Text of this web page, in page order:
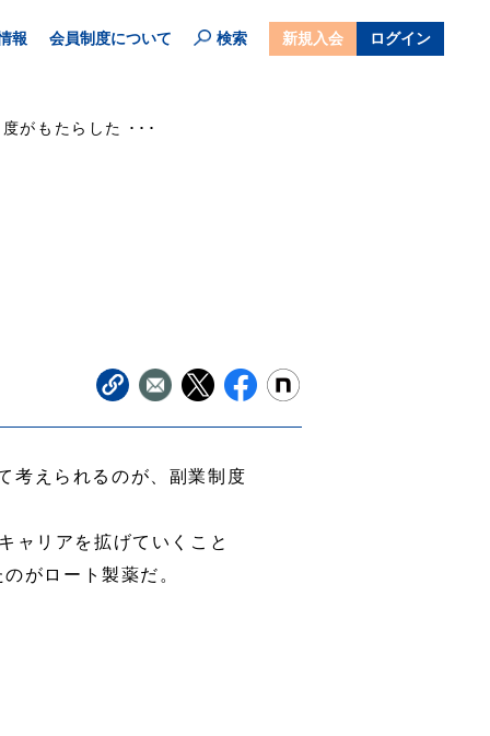
報 会員制度について 検索 新規入会 ログイン
がもたらした ･･･
考えられるのが、副業制度
ャリアを拡げていくこと
がロート製薬だ。